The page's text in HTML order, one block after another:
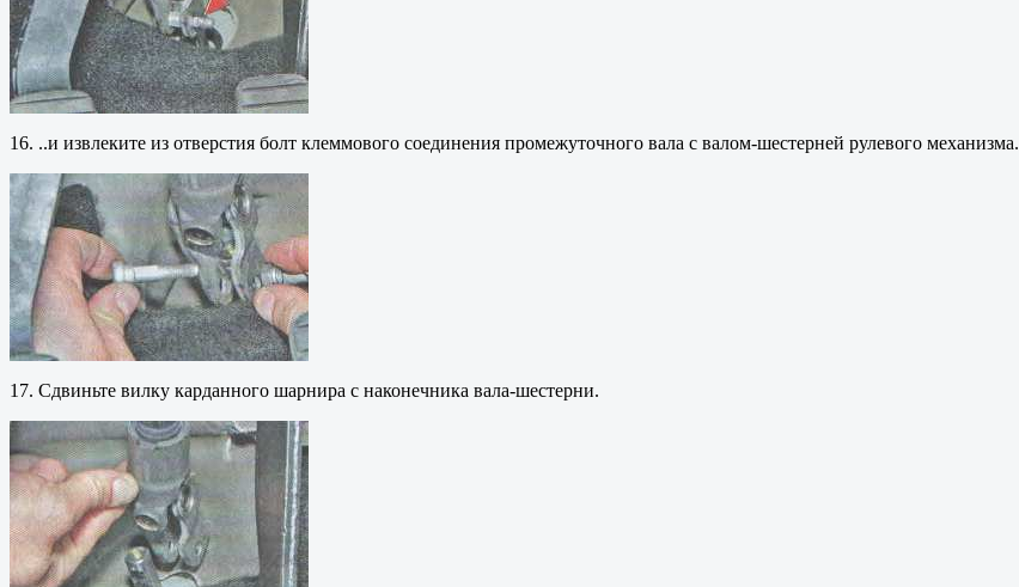
16. ..и извлеките из отверстия болт клеммового соединения промежуточного вала с валом-шестерней рулевого механизма.
17. Сдвиньте вилку карданного шарнира с наконечника вала-шестерни.